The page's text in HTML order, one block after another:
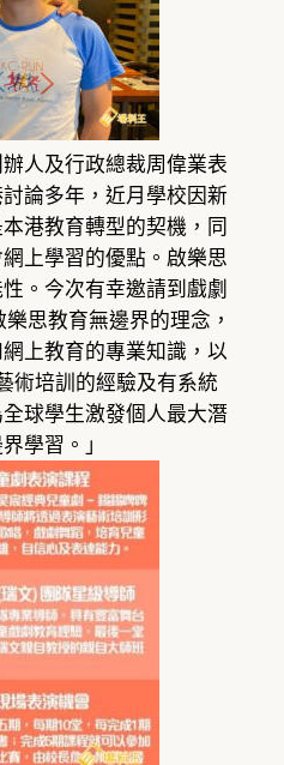
人及行政總裁周偉業表
論多年，近月學校因新
港教育轉型的契機，同
上學習的優點。啟樂思
。今次有幸邀請到戲劇
思教育無邊界的理念，
上教育的專業知識，以
術培訓的經驗及有系統
球學生激發個人最大潛
學習。」